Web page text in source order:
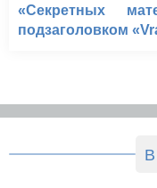
«Секретных
подзаголовком